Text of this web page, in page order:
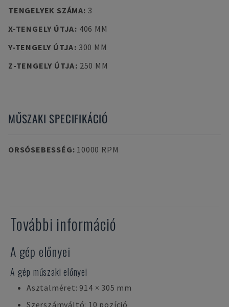
TENGELYEK SZÁMA: 3
X-TENGELY ÚTJA: 406 MM
Y-TENGELY ÚTJA: 300 MM
Z-TENGELY ÚTJA: 250 MM
MŰSZAKI SPECIFIKÁCIÓ
ORSÓSEBESSÉG: 10000 RPM
További információ
A gép előnyei
A gép műszaki előnyei
Asztalméret: 914 × 305 mm
Szerszámváltó: 10 pozíció